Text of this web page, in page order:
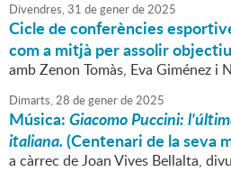
Divendres,31 degenerde2025
Cicle de conferències
com a mitjà per assolir
amb Zenon Tomàs, Eva Giménez i
Dimarts,28 degenerde2025
Música:Giacomo Puccini:
italiana.(Centenari de la seva
a càrrec de Joan Vives Bellalta,